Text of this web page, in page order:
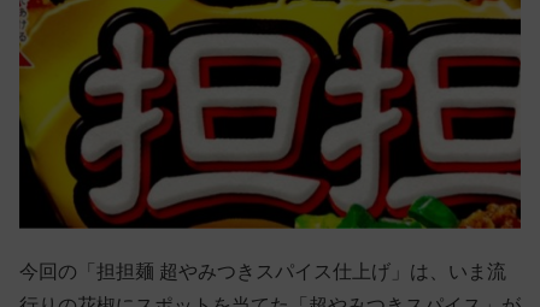
今回の「担担麺 超やみつきスパイス仕上げ」は、いま流